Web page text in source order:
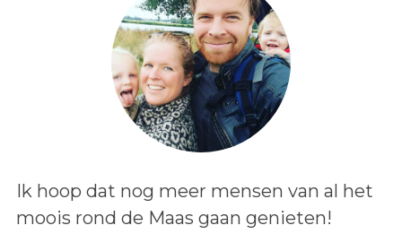
Lees het bericht:
Ik hoop dat nog meer mensen van al het
moois rond de Maas gaan genieten!